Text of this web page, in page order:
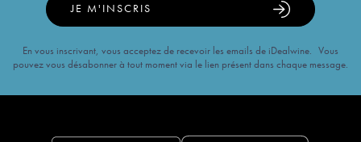
JE M'INSCRIS
En vous inscrivant, vous acceptez de recevoir les emails de iDealwine. Vous
pouvez vous désabonner à tout moment via le lien présent dans chaque message.